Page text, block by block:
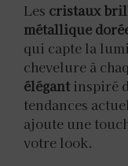
Les cristaux
métallique
qui capte la
chevelure à
élégant inspiré
tendances
ajoute une
votre look.